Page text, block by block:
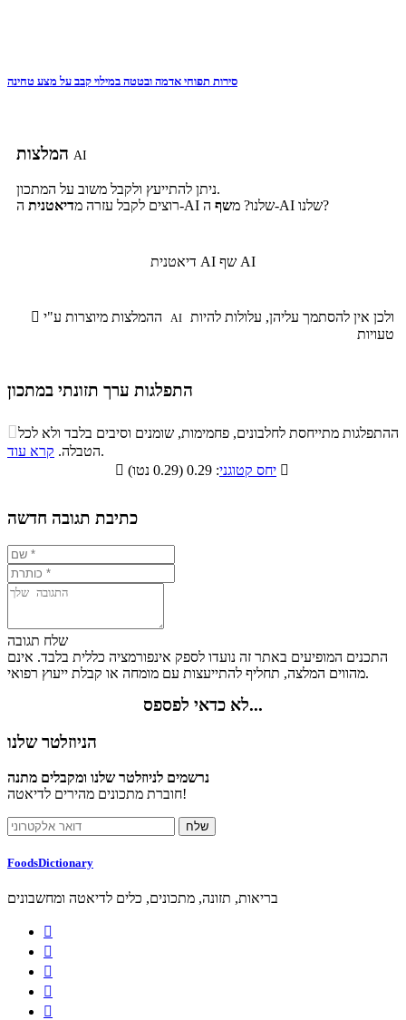
סירות תפוחי אדמה ובטטה במילוי קבב על מצע טחינה
AI
ניתן להתייעץ ולקבל משוב על המתכון.
רוצים לקבל עזרה מדיאטנית ה-AI שלנו? משף ה-AI שלנו?
דיאטנית AI שף AI
 AI
טעויות
התפלגות ערך תזונתי במתכון
התפלגות ערך תזונתי במתכון
סיבים
תזונתיים
שומנים חלבונים
21.6% 55.3%
ההתפלגות מתייחסת לחלבונים, פחמימות, שומנים וסיבים בלבד ולא לכל
הטבלה. קרא עוד
.

יחס קטוגני 
כתיבת תגובה חדשה
שלח תגובה
התכנים המופיעים באתר זה נועדו לספק אינפורמציה כללית בלבד. אינם
מהווים המלצה, תחליף להתייעצות עם מומחה או קבלת ייעוץ רפואי.
לא כדאי לפספס...
הניוזלטר שלנו
נרשמים לניוזלטר שלנו ומקבלים מתנה
חוברת מתכונים מהירים לדיאטה!
FoodsDictionary
בריאות, תזונה, מתכונים, כלים לדיאטה ומחשבונים




